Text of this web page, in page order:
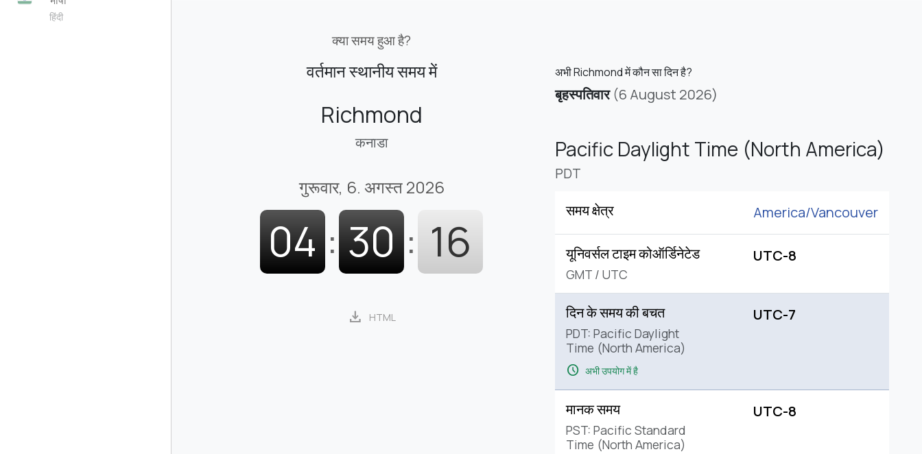
हिंदी
क्या समय हुआ है?
वर्तमान स्थानीय समय में
Richmond
कनाडा
गुरूवार, 6. अगस्त 2026
04 : 30 : 17
download HTML
अभी Richmond में कौन सा दिन है?
बृहस्पतिवार (6 August 2026)
Pacific Daylight Time (North America)
PDT
समय क्षेत्र America/Vancouver
यूनिवर्सल टाइम कोऑर्डिनेटेड
GMT / UTC
UTC-8
दिन के समय की बचत
PDT: Pacific Daylight
Time (North America)
schedule अभी उपयोग में है
UTC-7
मानक समय
PST: Pacific Standard
Time (North America)
UTC-8